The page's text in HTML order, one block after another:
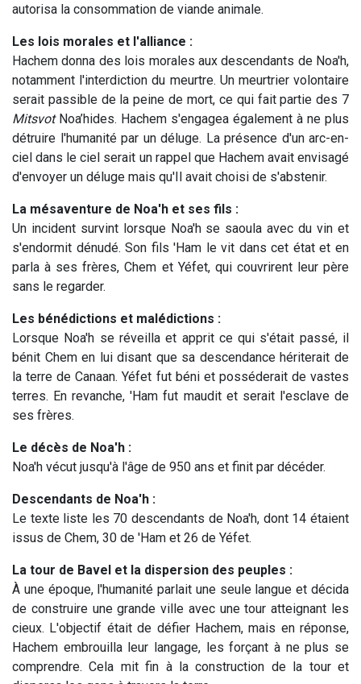
autorisa la consommation de viande animale.
Les lois morales et l'alliance :
Hachem donna des lois morales aux descendants de Noa'h,
notamment l'interdiction du meurtre. Un meurtrier volontaire
serait passible de la peine de mort, ce qui fait partie des 7
MitsvotNoa’hides. Hachem s'engagea également à ne plus
détruire l'humanité par un déluge. La présence d'un arc-en-
ciel dans le ciel serait un rappel que Hachem avait envisagé
d'envoyer un déluge mais qu'Il avait choisi de s'abstenir.
La mésaventure de Noa'h et ses fils :
Un incident survint lorsque Noa'h se saoula avec du vin et
s'endormit dénudé. Son fils 'Ham le vit dans cet état et en
parla à ses frères, Chem et Yéfet, qui couvrirent leur père
sans le regarder.
Les bénédictions et malédictions :
Lorsque Noa'h se réveilla et apprit ce qui s'était passé, il
bénit Chem en lui disant que sa descendance hériterait de
la terre de Canaan. Yéfet fut béni et posséderait de vastes
terres. En revanche, 'Ham fut maudit et serait l'esclave de
ses frères.
Le décès de Noa'h :
Noa'h vécut jusqu'à l'âge de 950 ans et finit par décéder.
Descendants de Noa'h :
Le texte liste les 70 descendants de Noa'h, dont 14 étaient
issus de Chem, 30 de 'Ham et 26 de Yéfet.
La tour de Bavel et la dispersion des peuples :
À une époque, l'humanité parlait une seule langue et décida
de construire une grande ville avec une tour atteignant les
cieux. L'objectif était de défier Hachem, mais en réponse,
Hachem embrouilla leur langage, les forçant à ne plus se
comprendre. Cela mit fin à la construction de la tour et